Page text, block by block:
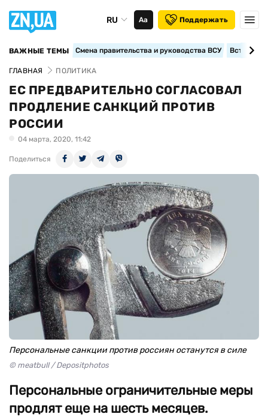
RU Аа Поддержать
ВАЖНЫЕ ТЕМЫ Смена правительства и руководства ВСУ
ГЛАВНАЯ ПОЛИТИКА
ЕС ПРЕДВАРИТЕЛЬНО СОГЛАСОВАЛ
ПРОДЛЕНИЕ САНКЦИЙ ПРОТИВ
РОССИИ
04 марта, 2020, 11:42
Поделиться
Персональные санкции против россиян останутся в силе
© meatbull / Depositphotos
Персональные ограничительные меры
продлят еще на шесть месяцев.